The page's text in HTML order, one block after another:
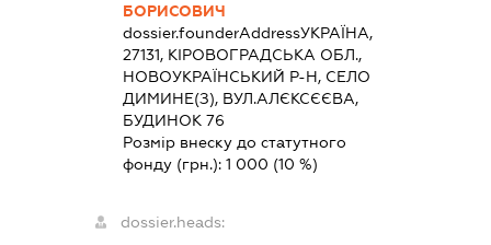
БОРИСОВИЧ
dossier.founderAddressУКРАЇНА,
27131, КІРОВОГРАДСЬКА ОБЛ.,
НОВОУКРАЇНСЬКИЙ Р-Н, СЕЛО
ДИМИНЕ(З), ВУЛ.АЛЄКСЄЄВА,
БУДИНОК 76
Розмір внеску до статутного
фонду (грн.):1 000 (10 %)
dossier.heads: